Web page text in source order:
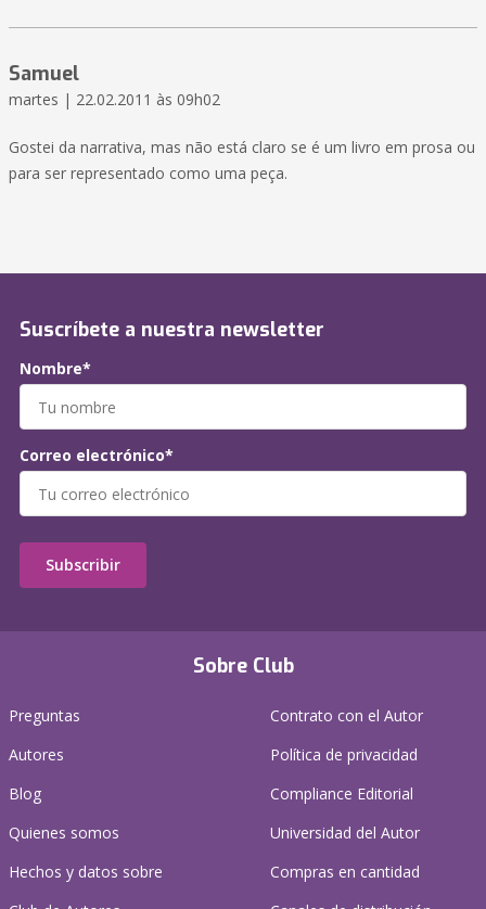
Samuel
martes | 22.02.2011 às 09h02
Gostei da narrativa, mas não está claro se é um livro em prosa ou
para ser representado como uma peça.
Sobre Club
Preguntas
Autores
Blog
Quienes somos
Hechos y datos sobre
Contrato con el Autor
Política de privacidad
Compliance Editorial
Universidad del Autor
Compras en cantidad
Suscríbete a nuestra newsletter
Nombre*
Correo electrónico*
Subscribir